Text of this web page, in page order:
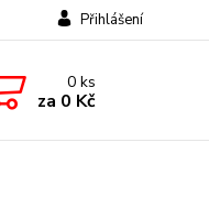
Přihlášení
0ks
za 0 Kč